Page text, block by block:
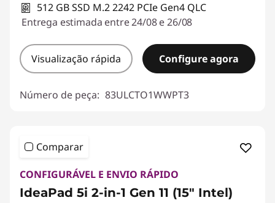
512 GB SSD M.2 2242 PCIe Gen4 QLC
Entrega estimada entre 24/08 e 26/08
Visualização rápida Configure agora
Número de peça: 83ULCTO1WWPT3
Comparar
CONFIGURÁVEL E ENVIO RÁPIDO
IdeaPad 5i 2-in-1 Gen 11 (15" Intel)